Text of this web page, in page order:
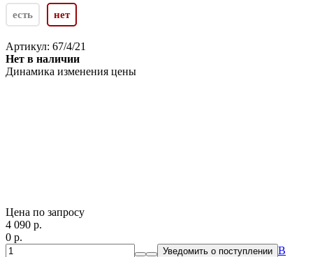
есть нет
Артикул: 67/4/21
Нет в наличии
Динамика изменения цены
Цена по запросу
4 090 p.
0 p.
Уведомить о поступлении В